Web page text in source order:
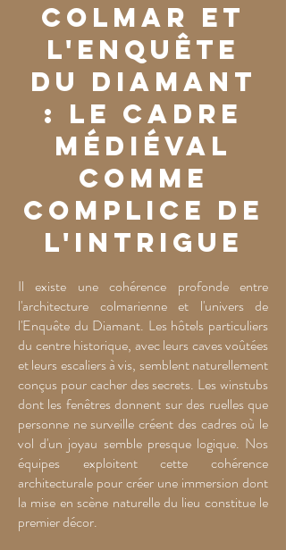
Colmar et
l'Enquête
du Diamant
: le cadre
médiéval
comme
complice de
l'intrigue
Il existe une cohérence profonde entre
l'architecture colmarienne et l'univers de
l'Enquête du Diamant. Les hôtels particuliers
du centre historique, avec leurs caves voûtées
et leurs escaliers à vis, semblent naturellement
conçus pour cacher des secrets. Les winstubs
dont les fenêtres donnent sur des ruelles que
personne ne surveille créent des cadres où le
vol d'un joyau semble presque logique. Nos
équipes exploitent cette cohérence
architecturale pour créer une immersion dont
la mise en scène naturelle du lieu constitue le
premier décor.